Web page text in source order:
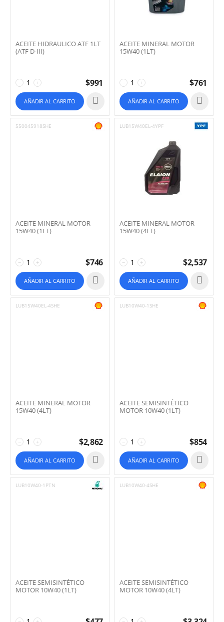
ACEITE HIDRAULICO ATF 1LT
(ATF D-III)
+
− $991
AÑADIR AL CARRITO
ACEITE MINERAL MOTOR
15W40 (1LT)
+
− $761
AÑADIR AL CARRITO
550045918SHE
ACEITE MINERAL MOTOR
15W40 (1LT)
+
− $746
AÑADIR AL CARRITO
LUB15W40EL-4YPF
ACEITE MINERAL MOTOR
15W40 (4LT)
+
− $2,537
AÑADIR AL CARRITO
LUB15W40EL-4SHE
ACEITE MINERAL MOTOR
15W40 (4LT)
+
− $2,862
AÑADIR AL CARRITO
LUB10W40-1SHE
ACEITE SEMISINTÉTICO
MOTOR 10W40 (1LT)
+
− $854
AÑADIR AL CARRITO
LUB10W40-1PTN
ACEITE SEMISINTÉTICO
MOTOR 10W40 (1LT)
LUB10W40-4SHE
ACEITE SEMISINTÉTICO
MOTOR 10W40 (4LT)